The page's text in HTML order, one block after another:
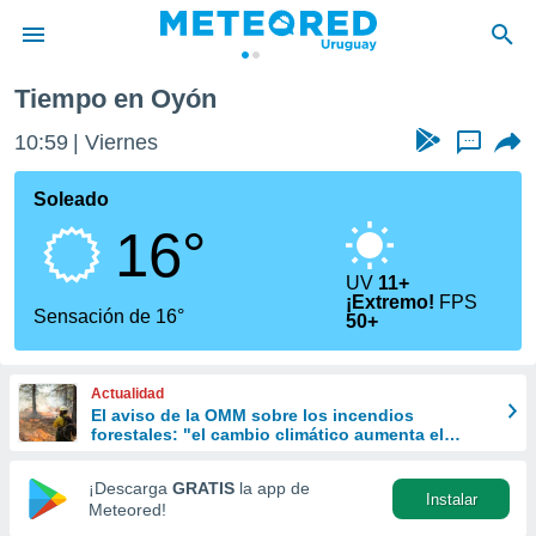
de
ha
calidad.
a este
las
y
forma
digital
basada
Tiempo en Oyón
10:59 Viernes ...
Soleado
16°
Sensación de 16°
UV 11+
¡Extremo! FPS
50+
Actualidad
El aviso de la OMM sobre los incendios
forestales: "el cambio climático aumenta el
¡Descarga GRATIS la app de
Meteored!
Instalar